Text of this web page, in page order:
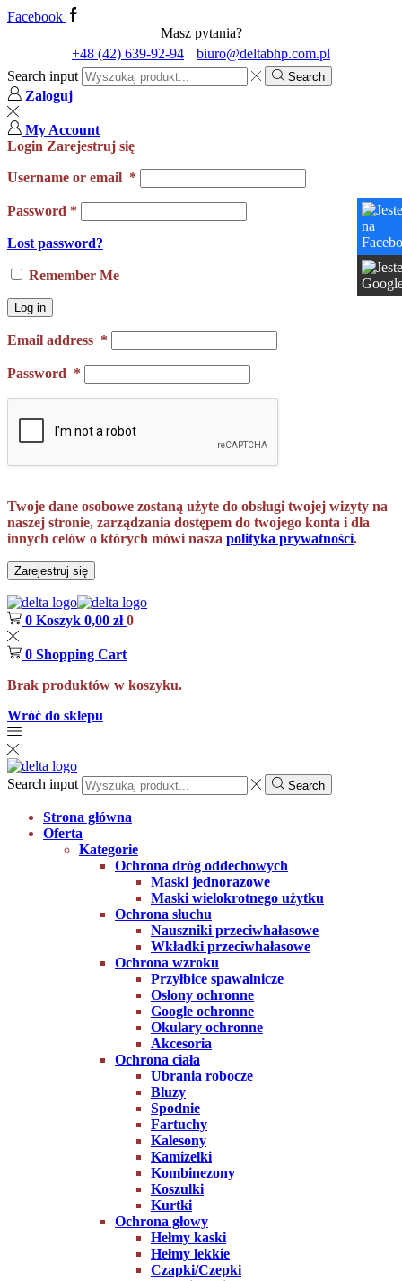
Facebook
Masz pytania?
+48 (42) 639-92-94
biuro@deltabhp.com.pl
Search input
Search
Zaloguj
My Account
Login Zarejestruj się
Username or email *
Password *
Lost password?
Remember Me
Log in
Email address *
Password *
Twoje dane osobowe zostaną użyte do obsługi twojej wizyty na
naszej stronie, zarządzania dostępem do twojego konta i dla
innych celów o których mówi nasza polityka prywatności.
Zarejestruj się
0 Koszyk 0,00 zł 0
0 Shopping Cart
Brak produktów w koszyku.
Wróć do sklepu
Search input Search
Strona główna
Oferta
Kategorie
Ochrona dróg oddechowych
Maski jednorazowe
Maski wielokrotnego użytku
Ochrona słuchu
Nauszniki przeciwhałasowe
Wkładki przeciwhałasowe
Ochrona wzroku
Przyłbice spawalnicze
Osłony ochronne
Google ochronne
Okulary ochronne
Akcesoria
Ochrona ciała
Ubrania robocze
Bluzy
Spodnie
Fartuchy
Kalesony
Kamizelki
Kombinezony
Koszulki
Kurtki
Ochrona głowy
Hełmy kaski
Hełmy lekkie
Czapki/Czepki